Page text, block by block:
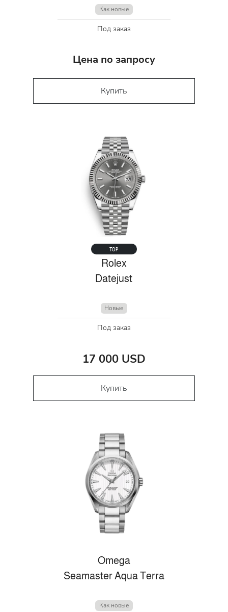
Как новые
Под заказ
Цена по запросу
Купить
TOP
Rolex
Datejust
Новые
Под заказ
17 000 USD
Купить
Omega
Seamaster Aqua Terra
Как новые